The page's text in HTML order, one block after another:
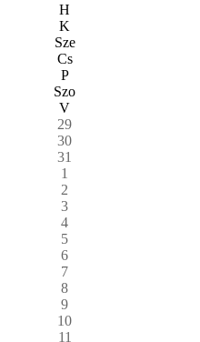
H
K
Sze
Cs
P
Szo
V
29
30
31
1
2
3
4
5
6
7
8
9
10
11